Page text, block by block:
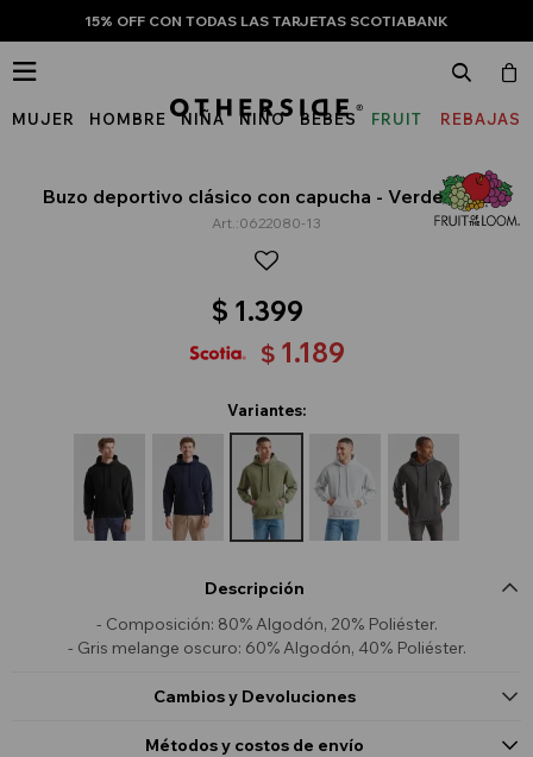
15% OFF CON TODAS LAS TARJETAS SCOTIABANK
MUJER HOMBRE NIÑA NIÑO BEBÉS
FRUIT
THE
REBAJAS

Buzo deportivo clásico con capucha - Verde oliva
0622080-13
$ 1.399
$ 1.189
Variantes:
Descripción
- Composición: 80% Algodón, 20% Poliéster.
- Gris melange oscuro: 60% Algodón, 40% Poliéster.
Cambios y Devoluciones
Métodos y costos de envío